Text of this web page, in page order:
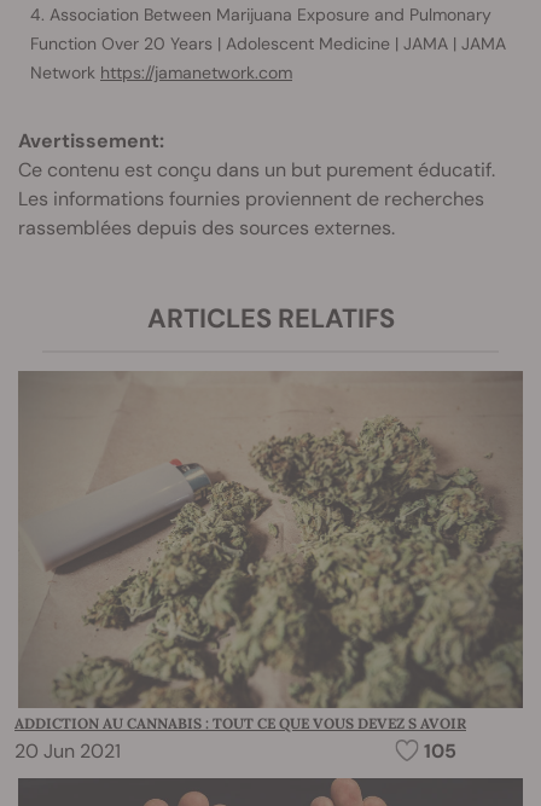
Association Between Marijuana Exposure and Pulmonary
Function Over 20 Years | Adolescent Medicine | JAMA | JAMA
Network https://jamanetwork.com
Avertissement:
Ce contenu est conçu dans un but purement éducatif.
Les informations fournies proviennent de recherches
rassemblées depuis des sources externes.
ARTICLES RELATIFS
ADDICTION AU CANNABIS : TOUT CE QUE VOUS DEVEZ S AVOIR
20 Jun 2021 105